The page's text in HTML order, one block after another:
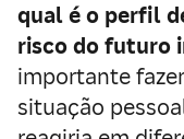
qual é o perfil
risco do futuro
importante
situação